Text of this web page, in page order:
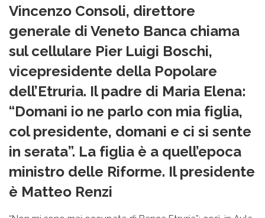
Vincenzo Consoli, direttore
generale di Veneto Banca chiama
sul cellulare Pier Luigi Boschi,
vicepresidente della Popolare
dell’Etruria. Il padre di Maria Elena:
“Domani io ne parlo con mia figlia,
col presidente, domani e ci si sente
in serata”. La figlia è a quell’epoca
ministro delle Riforme. Il presidente
è Matteo Renzi